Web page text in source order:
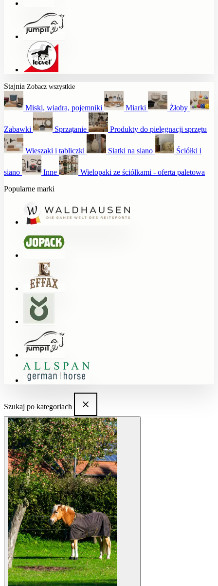
Stajnia Zobacz wszystkie
Miski, wiadra, pojemniki Miarki Żłoby
Zabawki Sprzątanie Produkty do pielęgnacji sprzętu
Wieszaki i tabliczki Siatki na siano Ściółki i
siano Inne
Wielopaki ze ściółkami - oferta paletowa
Popularne marki
Szukaj po kategoriach